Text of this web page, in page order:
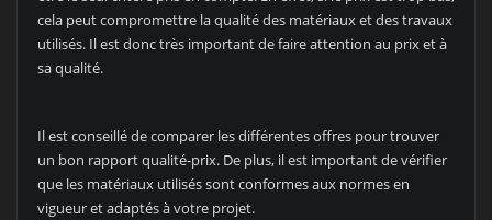
cela peut compromettre la qualité des matériaux et des travaux
utilisés. Il est donc très important de faire attention au prix et à
sa qualité.
Il est conseillé de comparer les différentes offres pour trouver
un bon rapport qualité-prix. De plus, il est important de vérifier
que les matériaux utilisés sont conformes aux normes en
vigueur et adaptés à votre projet.